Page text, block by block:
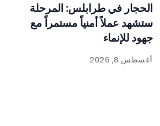
الحجار في طرابلس: المرحلة
ستشهد عملاً أمنياً مستمراً مع
جهود للإنماء
أغسطس 8, 2026